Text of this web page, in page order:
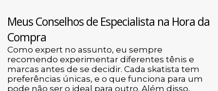
Meus Conselhos de Especialista na Hora da
Compra
Como expert no assunto, eu sempre
recomendo experimentar diferentes tênis e
marcas antes de se decidir. Cada skatista tem
preferências únicas, e o que funciona para um
pode não ser o ideal para outro. Além disso,